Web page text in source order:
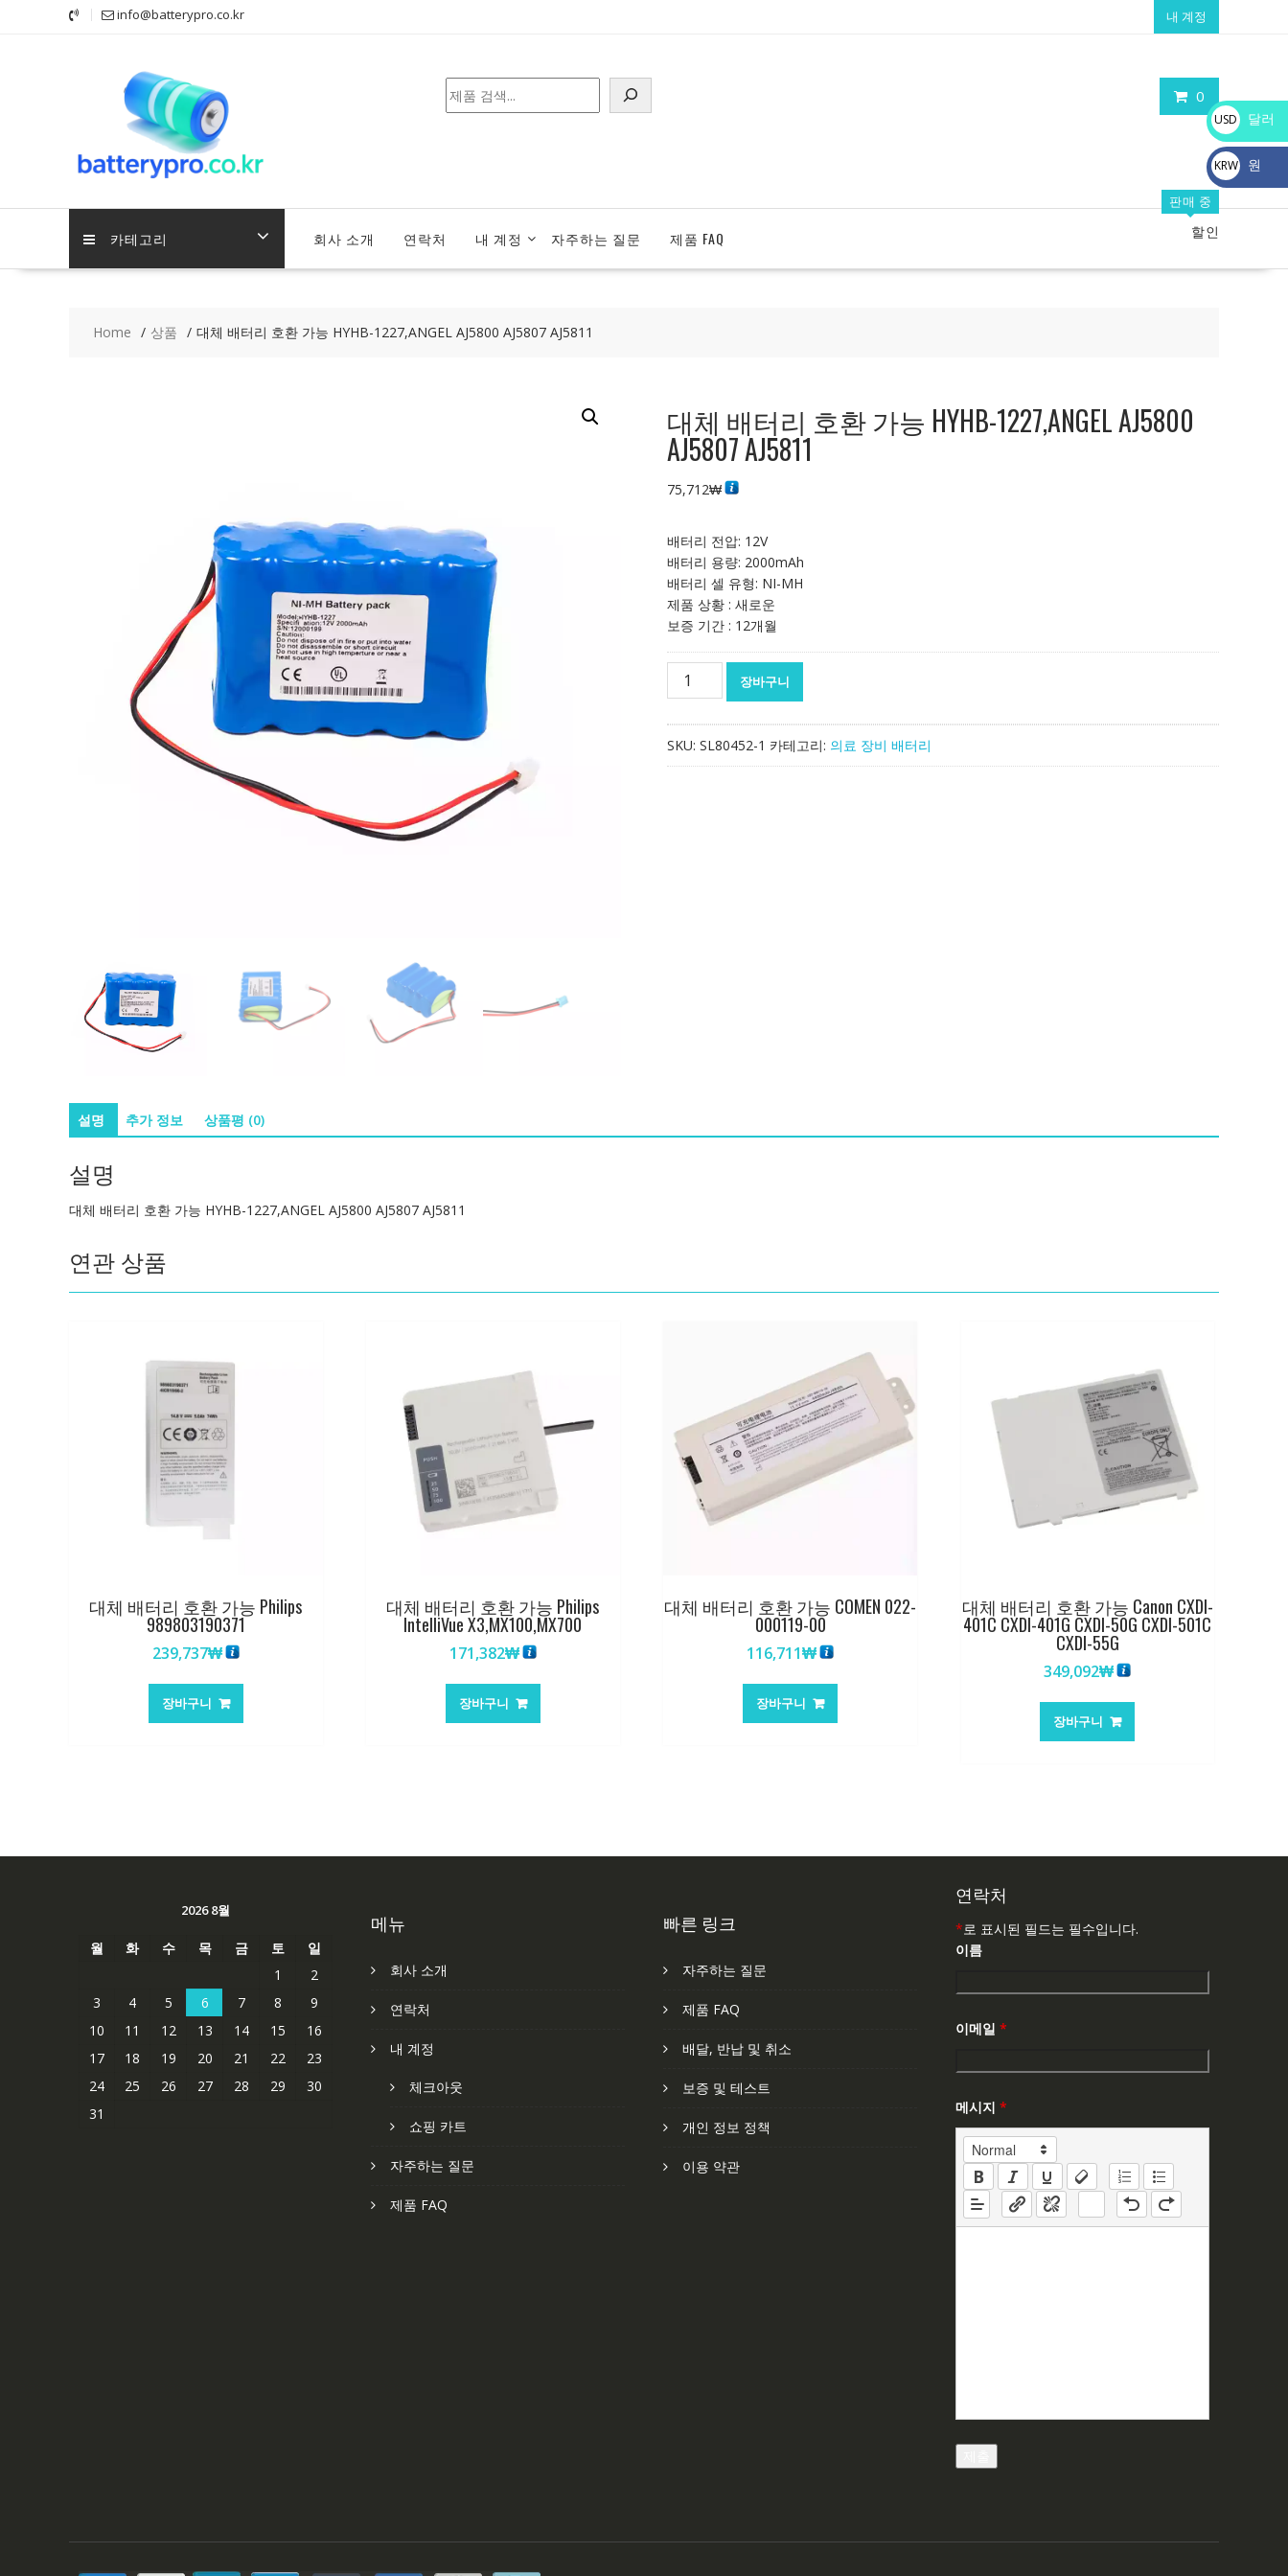
info@batterypro.co.kr 내 계정
0
검
색
카테고리 회사 소개 연락처 내 계정 자주하는 질문 제품 FAQ
판매 중
할인
Home 상품 대체 배터리 호환 가능 HYHB-1227,ANGEL AJ5800 AJ5807 AJ5811
대체 배터리 호환 가능 HYHB-1227,ANGEL AJ5800
AJ5807 AJ5811
75,712₩
배터리 전압: 12V
배터리 용량: 2000mAh
배터리 셀 유형: NI-MH
제품 상황 : 새로운
보증 기간 : 12개월
리
장바구니
SKU: SL80452-1 카테고리: 의료 장비 배터리
설명 추가 정보 상품평 (0)
설명
대체 배터리 호환 가능 HYHB-1227,ANGEL AJ5800 AJ5807 AJ5811
연관 상품
대체 배터리 호환 가능 Philips
989803190371
239,737₩
장바구니
대체 배터리 호환 가능 Philips
IntelliVue X3,MX100,MX700
171,382₩
장바구니
대체 배터리 호환 가능 COMEN 022-
000119-00
116,711₩
장바구니
대체 배터리 호환 가능 Canon CXDI-
401C CXDI-401G CXDI-50G CXDI-501C
CXDI-55G
349,092₩
장바구니
2026 8월
월 화 수 목 금 토
일
1
2
3
4 5 6 7 8
9
10
11 12 13 14 15
16
17
18 19 20 21 22
23
24
25 26 27 28 29
30
31
메뉴
회사 소개
연락처
내 계정
체크아웃
쇼핑 카트
자주하는 질문
제품 FAQ
빠른 링크
자주하는 질문
제품 FAQ
배달, 반납 및 취소
보증 및 테스트
개인 정보 정책
이용 약관
연락처
*로 표시된 필드는 필수입니다.
이름
이메일 *
메시지 *
USD
$
달러
KRW
₩
원